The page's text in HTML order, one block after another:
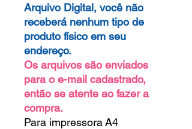
Arquivo Digital, você não
receberá nenhum tipo de
produto físico em seu
endereço.
Os arquivos são enviados
para o e-mail cadastrado,
então se atente ao fazer a
compra.
Para impressora A4